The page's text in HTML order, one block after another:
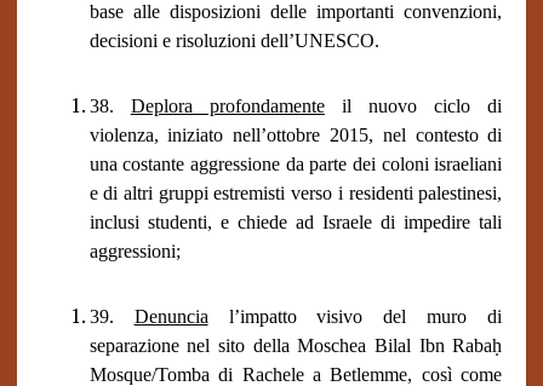
base alle disposizioni delle importanti convenzioni,
decisioni e risoluzioni dell’UNESCO.
38. Deplora profondamenteil nuovo ciclo di
violenza, iniziato nell’ottobre 2015, nel contesto di
una costante aggressione da parte dei coloni israeliani
e di altri gruppi estremisti verso i residenti palestinesi,
inclusi studenti, e chiede ad Israele di impedire tali
aggressioni;
39. Denuncia l’impatto visivo del muro di
separazione nel sito della Moschea Bilal Ibn Rabaḥ
Mosque/Tomba di Rachele a Betlemme, così come